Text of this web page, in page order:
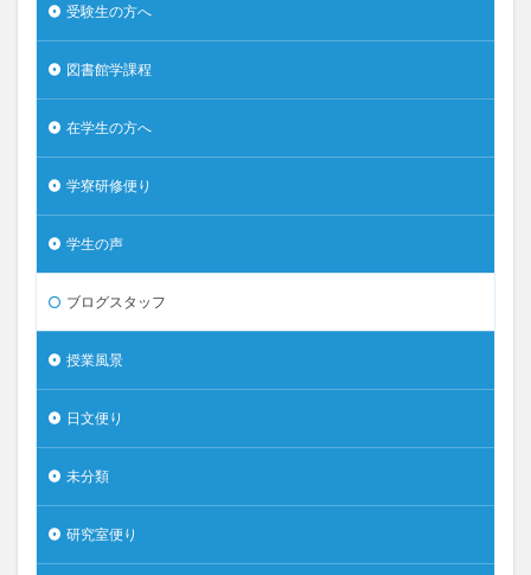
受験生の方へ
図書館学課程
在学生の方へ
学寮研修便り
学生の声
ブログスタッフ
授業風景
日文便り
未分類
研究室便り